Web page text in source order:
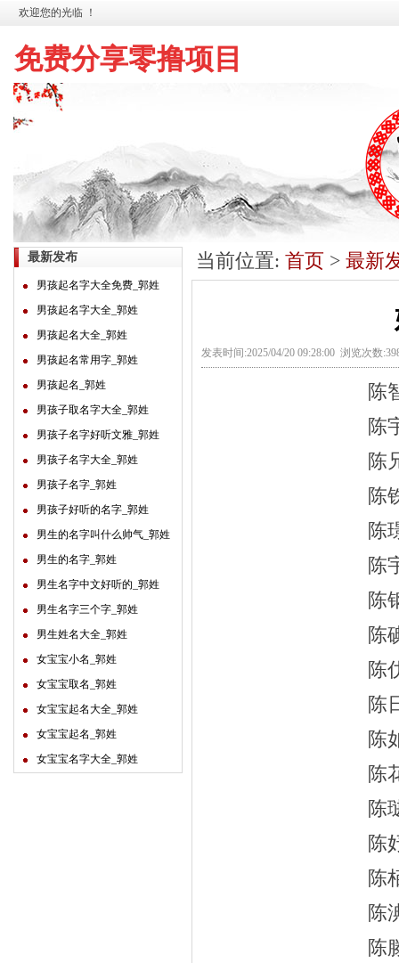
免费分享零撸项目
欢迎您的光临 ！
最新发布
男孩起名字大全免费_郭姓
男孩起名字大全_郭姓
男孩起名大全_郭姓
男孩起名常用字_郭姓
男孩起名_郭姓
男孩子取名字大全_郭姓
男孩子名字好听文雅_郭姓
男孩子名字大全_郭姓
男孩子名字_郭姓
男孩子好听的名字_郭姓
男生的名字叫什么帅气_郭姓
男生的名字_郭姓
男生名字中文好听的_郭姓
男生名字三个字_郭姓
男生姓名大全_郭姓
女宝宝小名_郭姓
女宝宝取名_郭姓
女宝宝起名大全_郭姓
女宝宝起名_郭姓
女宝宝名字大全_郭姓
当前位置: 首页 > 最新
发表时间:2025/04/20 09:28:00 浏览次数
陈
陈
陈
陈
陈
陈
陈
陈
陈
陈
陈
陈
陈
陈
陈
陈
陈